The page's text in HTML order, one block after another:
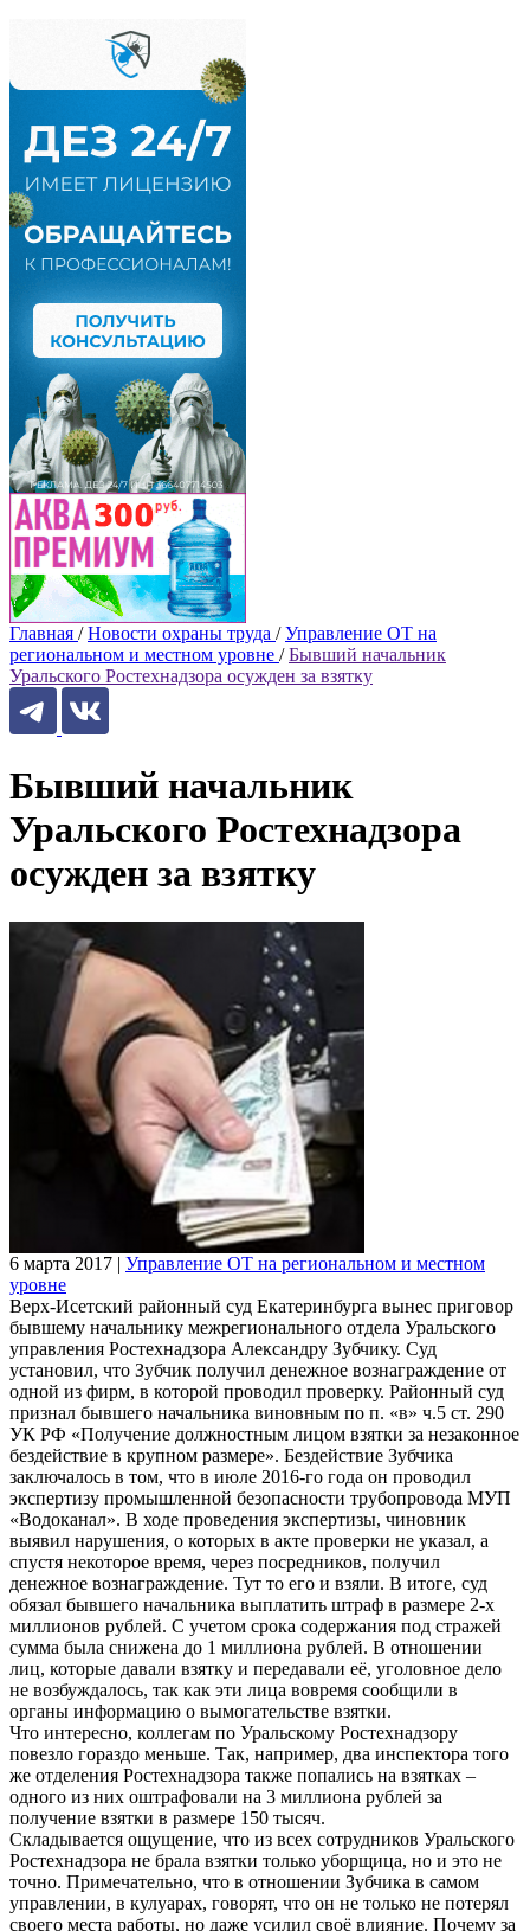
Главная / Новости охраны труда / Управление ОТ на
региональном и местном уровне / Бывший начальник
Уральского Ростехнадзора осужден за взятку
Бывший начальник
Уральского Ростехнадзора
осужден за взятку
6 марта 2017 | Управление ОТ на региональном и местном
уровне
Верх-Исетский районный суд Екатеринбурга вынес приговор
бывшему начальнику межрегионального отдела Уральского
управления Ростехнадзора Александру Зубчику. Суд
установил, что Зубчик получил денежное вознаграждение от
одной из фирм, в которой проводил проверку. Районный суд
признал бывшего начальника виновным по п. «в» ч.5 ст. 290
УК РФ «Получение должностным лицом взятки за незаконное
бездействие в крупном размере». Бездействие Зубчика
заключалось в том, что в июле 2016-го года он проводил
экспертизу промышленной безопасности трубопровода МУП
«Водоканал». В ходе проведения экспертизы, чиновник
выявил нарушения, о которых в акте проверки не указал, а
спустя некоторое время, через посредников, получил
денежное вознаграждение. Тут то его и взяли. В итоге, суд
обязал бывшего начальника выплатить штраф в размере 2-х
миллионов рублей. С учетом срока содержания под стражей
сумма была снижена до 1 миллиона рублей. В отношении
лиц, которые давали взятку и передавали её, уголовное дело
не возбуждалось, так как эти лица вовремя сообщили в
органы информацию о вымогательстве взятки.
Что интересно, коллегам по Уральскому Ростехнадзору
повезло гораздо меньше. Так, например, два инспектора того
же отделения Ростехнадзора также попались на взятках –
одного из них оштрафовали на 3 миллиона рублей за
получение взятки в размере 150 тысяч.
Складывается ощущение, что из всех сотрудников Уральского
Ростехнадзора не брала взятки только уборщица, но и это не
точно. Примечательно, что в отношении Зубчика в самом
управлении, в кулуарах, говорят, что он не только не потерял
своего места работы, но даже усилил своё влияние. Почему за